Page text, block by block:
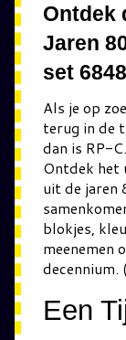
Ontdek
Jaren
set
Als je op
terug in de
dan is RP-
Ontdek het
uit de jaren
blokjes,
meenemen
decennium.
Een